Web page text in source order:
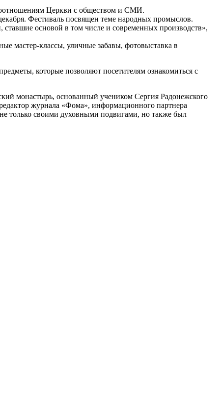
Церкви с обществом и СМИ.
Фестиваль посвящен теме народных промыслов.
основой в том числе и современных производств»,
мастер-классы, уличные забавы, фотовыставка в
которые позволяют посетителям ознакомиться с
монастырь, основанный учеником Сергия Радонежского
журнала «Фома», информационного партнера
только своими духовными подвигами, но также был